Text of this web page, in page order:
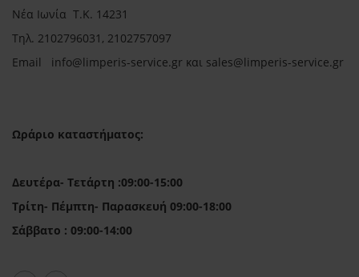
Νέα Ιωνία Τ.Κ. 14231
Τηλ. 2102796031, 2102757097
Email info@limperis-service.gr και sales@limperis-service.gr
Ωράριο καταστήματος:
Δευτέρα- Τετάρτη :09:00-15:00
Τρίτη- Πέμπτη- Παρασκευή 09:00-18:00
Σάββατο : 09:00-14:00